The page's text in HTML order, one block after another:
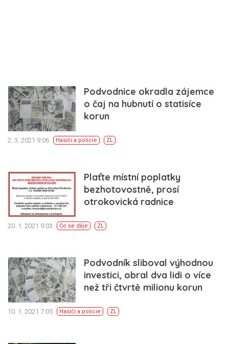
Podvodnice okradla zájemce
o čaj na hubnutí o statisíce
korun
2. 3. 2021 9:06 Hasiči a policie ZL
Plaťte místní poplatky
bezhotovostně, prosí
otrokovická radnice
20. 1. 2021 9:03 Co se děje ZL
Podvodník sliboval výhodnou
investici, obral dva lidi o více
než tři čtvrtě milionu korun
10. 1. 2021 7:05 Hasiči a policie ZL